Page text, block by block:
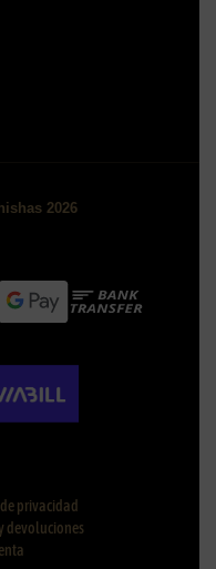
2026
privacidad
devoluciones